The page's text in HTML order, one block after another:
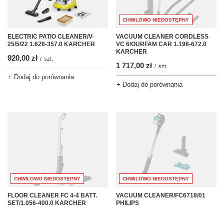
ELECTRIC PATIO CLEANER/V-
25/5/22 1.628-357.0 KARCHER
920,00 zł / szt.
+ Dodaj do porównania
CHWILOWO NIEDOSTĘPNY
VACUUM CLEANER CORDLESS
VC 6/OURFAM CAR 1.198-672.0
KARCHER
1 717,00 zł / szt.
+ Dodaj do porównania
CHWILOWO NIEDOSTĘPNY
FLOOR CLEANER FC 4-4 BATT.
SET/1.056-400.0 KARCHER
CHWILOWO NIEDOSTĘPNY
VACUUM CLEANER/FC6718/01
PHILIPS